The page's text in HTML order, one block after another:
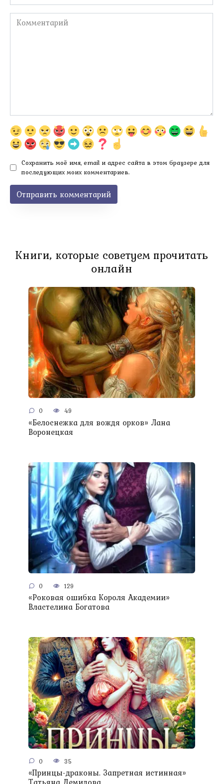
Комментарий
Сохранить моё имя, email и адрес сайта в этом браузере для
последующих моих комментариев.
Книги, которые советуем прочитать
онлайн
0 49
«Белоснежка для вождя орков» Лана
Воронецкая
0 129
«Роковая ошибка Короля Академии»
Властелина Богатова
0 35
«Принцы-драконы. Запретная истинная»